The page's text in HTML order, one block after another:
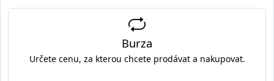
Burza
Určete cenu, za kterou chcete prodávat a nakupovat.